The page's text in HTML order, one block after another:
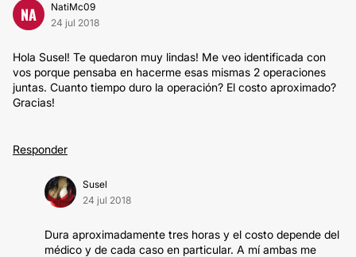
NA
NatiMc09
24 jul 2018
Hola Susel! Te quedaron muy lindas! Me veo identificada con
vos porque pensaba en hacerme esas mismas 2 operaciones
juntas. Cuanto tiempo duro la operación? El costo aproximado?
Gracias!
Responder
Susel
24 jul 2018
Dura aproximadamente tres horas y el costo depende del
médico y de cada caso en particular. A mí ambas me